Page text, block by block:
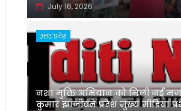
July 16, 2026
उत्तर प्रदेश
नशा मुक्ति अभियान को मिली नई
कुमार झांजीबने प्रदेश मुख्य मीडिया